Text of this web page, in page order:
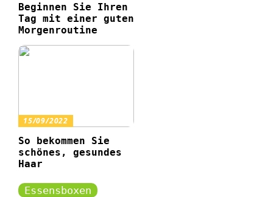
Beginnen Sie Ihren
Tag mit einer guten
Morgenroutine
15/09/2022
So bekommen Sie
schönes, gesundes
Haar
Essensboxen